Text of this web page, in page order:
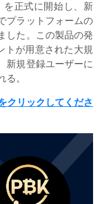
を正式に開始し、新
プラットフォームの
した。この製品の発
トが用意された大規
新規登録ユーザーに
。
クリックしてくださ